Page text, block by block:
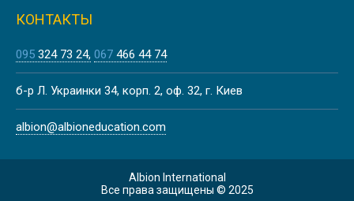
Лето
ЛЕТНИЕ КАНИКУЛЫ НА МАЛЬТЕ,
ВАЛЛЕТТА | CAVENDISH SCHOOL
КОНТАКТЫ
095 324 73 24 067 466 44 74
б-р Л. Украинки 34, корп. 2, оф. 32, г. Киев
albion@albioneducation.com
Albion International
Все права защищены © 2025